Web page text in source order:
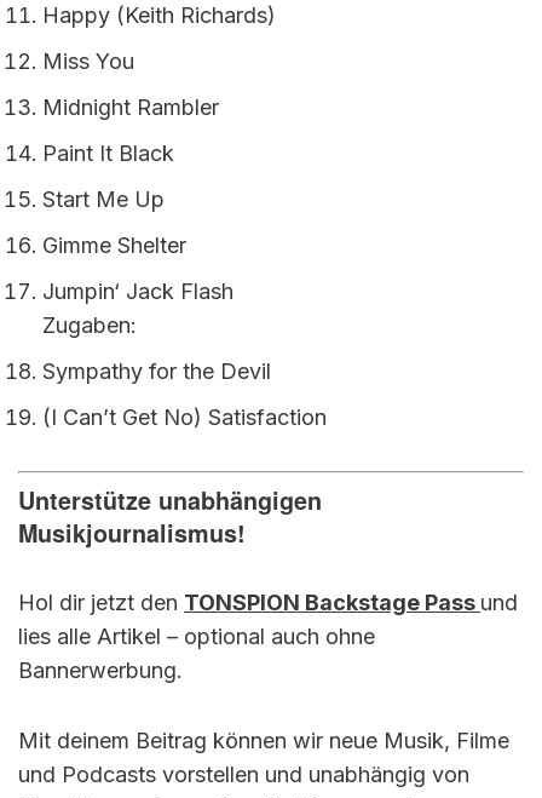
Happy (Keith Richards)
Miss You
Midnight Rambler
Paint It Black
Start Me Up
Gimme Shelter
Jumpin‘ Jack Flash
Zugaben:
Sympathy for the Devil
(I Can’t Get No) Satisfaction
Unterstütze unabhängigen
Musikjournalismus!
Hol dir jetzt den TONSPION Backstage Pass und
lies alle Artikel – optional auch ohne
Bannerwerbung.
Mit deinem Beitrag können wir neue Musik, Filme
und Podcasts vorstellen und unabhängig von